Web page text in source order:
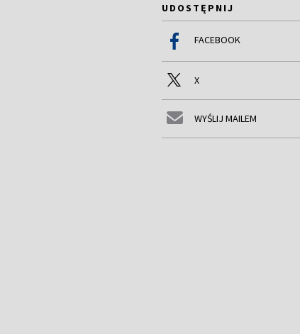
UDOSTĘPNIJ
FACEBOOK
X
WYŚLIJ MAILEM